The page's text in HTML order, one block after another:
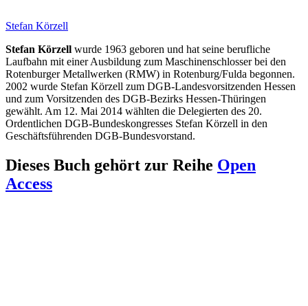
Stefan Körzell
Stefan Körzell wurde 1963 geboren und hat seine berufliche
Laufbahn mit einer Ausbildung zum Maschinenschlosser bei den
Rotenburger Metallwerken (RMW) in Rotenburg/Fulda begonnen.
2002 wurde Stefan Körzell zum DGB-Landesvorsitzenden Hessen
und zum Vorsitzenden des DGB-Bezirks Hessen-Thüringen
gewählt. Am 12. Mai 2014 wählten die Delegierten des 20.
Ordentlichen DGB-Bundeskongresses Stefan Körzell in den
Geschäftsführenden DGB-Bundesvorstand.
Dieses Buch gehört zur Reihe Open
Access